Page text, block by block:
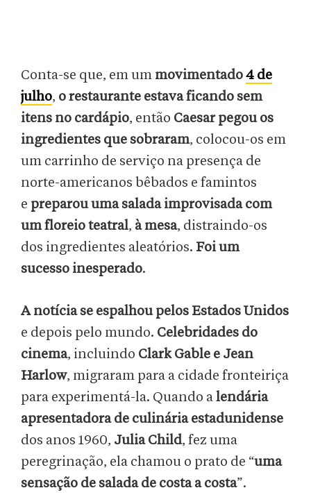
Conta-se que, em um movimentado4 de
julho, o restaurante estava ficando sem
itens no cardápio, então Caesar pegou os
ingredientes que sobraram, colocou-os em
um carrinho de serviço na presença de
norte-americanos bêbados e famintos
e preparou uma salada improvisada com
um floreio teatral, à mesa, distraindo-os
dos ingredientes aleatórios. Foi um
sucesso inesperado.
A notícia se espalhou pelos Estados Unidos
e depois pelo mundo. Celebridades do
cinema, incluindo Clark Gable e Jean
Harlow, migraram para a cidade fronteiriça
para experimentá-la. Quando alendária
apresentadora de culinária estadunidense
dos anos 1960, Julia Child, fez uma
peregrinação, ela chamou o prato de “uma
sensação de salada de costa a costa”.